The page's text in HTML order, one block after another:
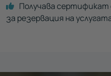
Получава сертификат
за резервация на